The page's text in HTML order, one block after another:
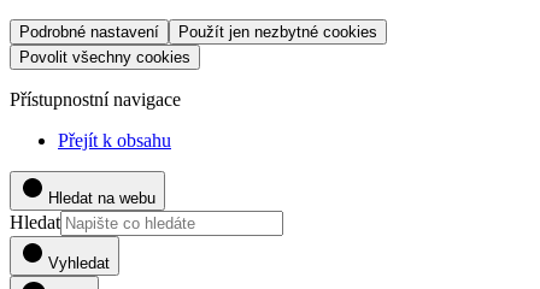
Podrobné nastavení
Použít jen nezbytné cookies
Povolit všechny cookies
Přístupnostní navigace
Přejít k obsahu
Hledat na webu
Hledat
Vyhledat